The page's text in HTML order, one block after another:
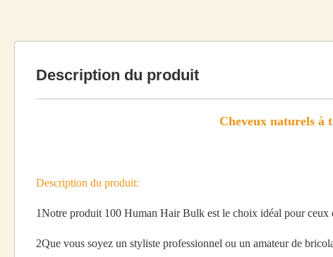
Description du produit
Cheveux naturels à
Description du produit:
1Notre produit 100 Human Hair Bulk est le choix idéal pour ceux
2Que vous soyez un styliste professionnel ou un amateur de